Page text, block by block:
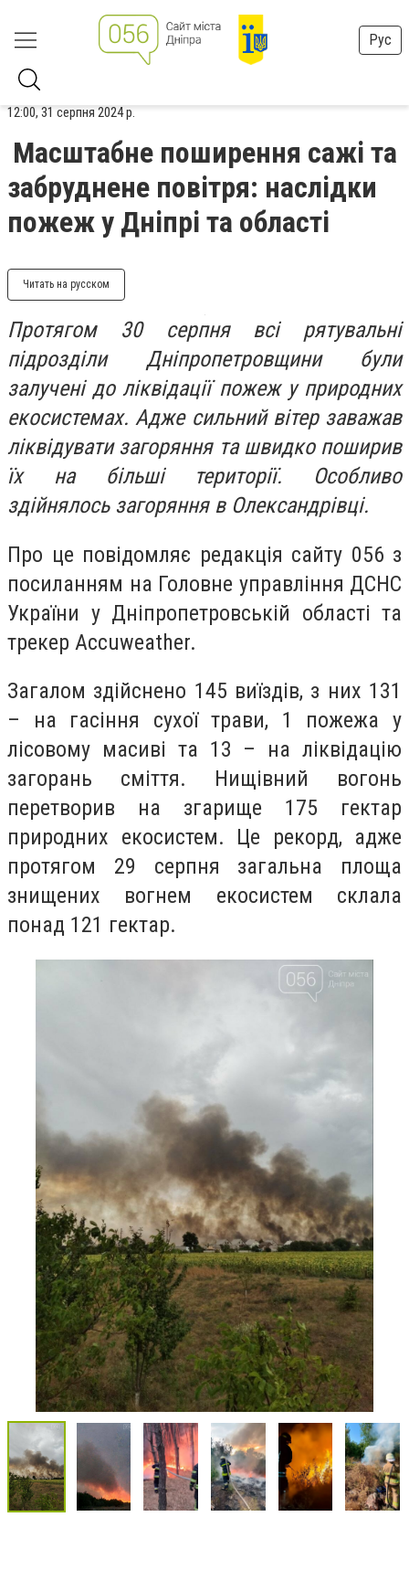
Рус
12:00, 31 серпня 2024 р.
Масштабне поширення сажі та
забруднене повітря: наслідки
пожеж у Дніпрі та області
Читать на русском
Протягом 30 серпня всі рятувальні
підрозділи Дніпропетровщини були
залучені до ліквідації пожеж у природних
екосистемах. Адже сильний вітер заважав
ліквідувати загоряння та швидко поширив
їх на більші території. Особливо
здійнялось загоряння в Олександрівці.
Про це повідомляє редакція сайту 056 з
посиланням на Головне управління ДСНС
України у Дніпропетровській області та
трекер Аccuweather.
Загалом здійснено 145 виїздів, з них 131
– на гасіння сухої трави, 1 пожежа у
лісовому масиві та 13 – на ліквідацію
загорань сміття. Нищівний вогонь
перетворив на згарище 175 гектар
природних екосистем. Це рекорд, адже
протягом 29 серпня загальна площа
знищених вогнем екосистем склала
понад 121 гектар.